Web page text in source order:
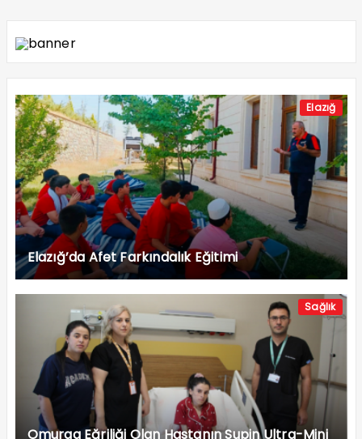
Elazığ
Elazığ’da Afet Farkındalık Eğitimi
Sağlık
Omurga Eğriliği Olan Hastanın Supin Ultra-Mini